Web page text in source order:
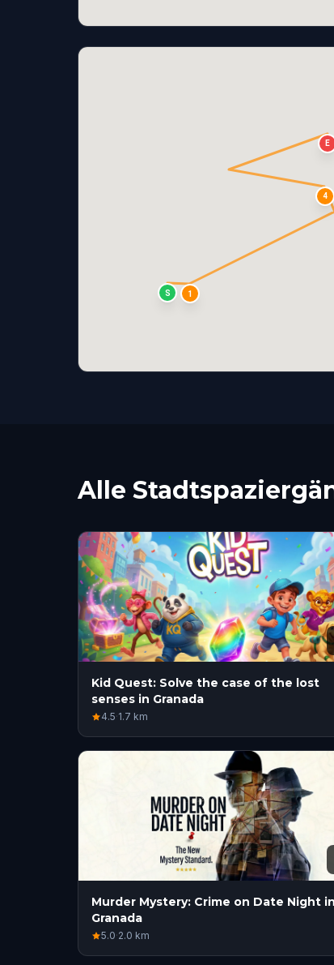
S 1
4
E
Alle
Kid Quest: Solve the case of the lost
senses in Granada
4.5·1.7 km
Murder Mystery: Crime on Date Night in
Granada
5.0·2.0 km